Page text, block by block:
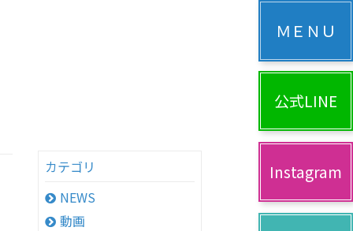
カテゴリ
NEWS
動画
公式LINE
Instagram